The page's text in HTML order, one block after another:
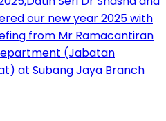
our new year 2025 with
from Mr Ramacantiran
(Jabatan
at Subang Jaya Branch